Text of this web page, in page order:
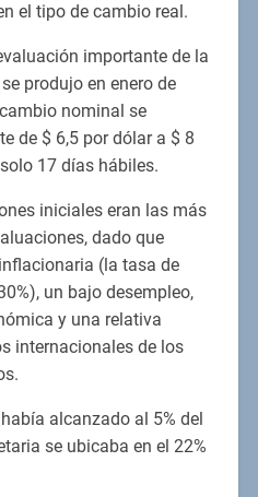
el tipo de cambio real.
importante de la
produjo en enero de
nominal se
de $ 6,5 por dólar a $ 8
17 días hábiles.
iniciales eran las más
dado que
(la tasa de
un bajo desempleo,
y una relativa
internacionales de los
alcanzado al 5% del
se ubicaba en el 22%